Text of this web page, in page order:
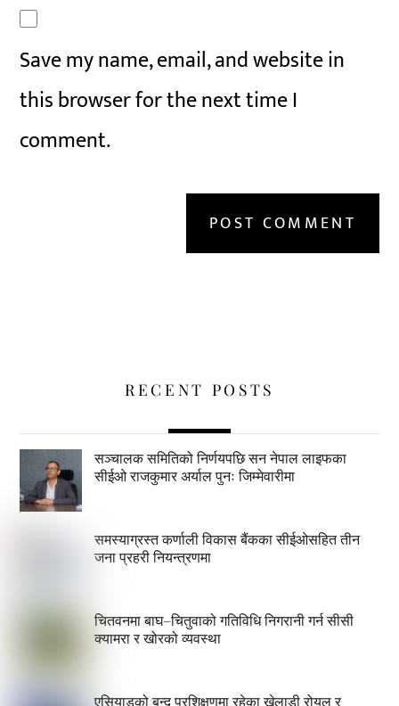
Save my name, email, and website in
this browser for the next time I
comment.
RECENT POSTS
सञ्चालक समितिको निर्णयपछि सन नेपाल लाइफका
सीईओ राजकुमार अर्याल पुनः जिम्मेवारीमा
समस्याग्रस्त कर्णाली विकास बैंकका सीईओसहित तीन
जना प्रहरी नियन्त्रणमा
चितवनमा बाघ–चितुवाको गतिविधि निगरानी गर्न सीसी
क्यामरा र खोरको व्यवस्था
एसियाडको बन्द प्रशिक्षणमा रहेका खेलाडी रोयल र